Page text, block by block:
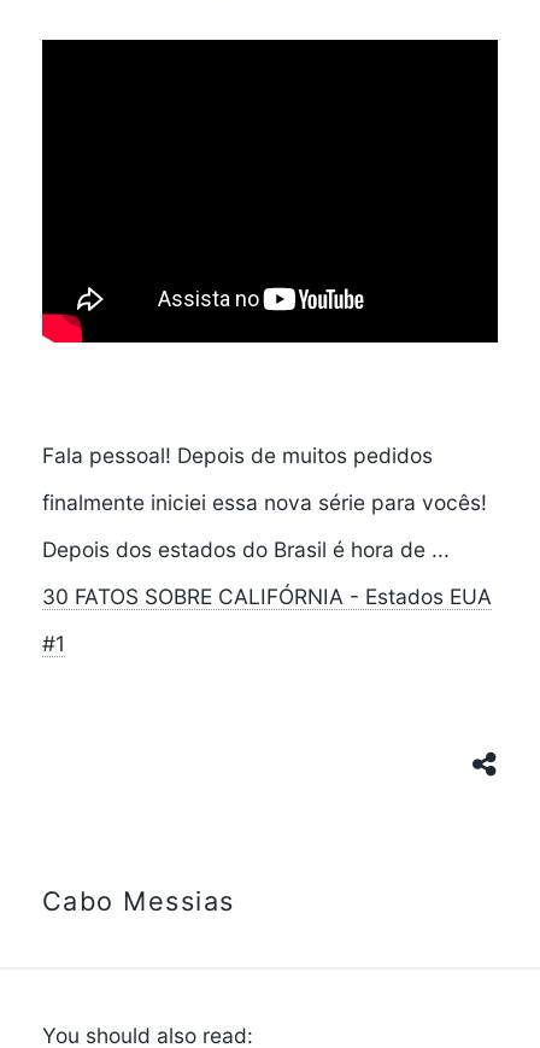
Fala pessoal! Depois de muitos pedidos
finalmente iniciei essa nova série para vocês!
Depois dos estados do Brasil é hora de ...
30 FATOS SOBRE CALIFÓRNIA - Estados EUA
#1
Cabo Messias
You should also read: